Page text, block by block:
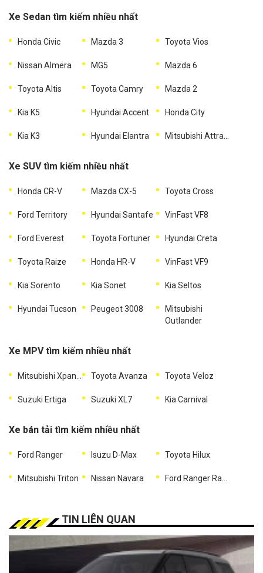
Xe Sedan tìm kiếm nhiều nhất
Honda Civic Mazda 3 Toyota Vios
Nissan Almera MG5 Mazda 6
Toyota Altis Toyota Camry Mazda 2
Kia K5 Hyundai Accent Honda City
Kia K3 Hyundai Elantra Mitsubishi Attrage
Xe SUV tìm kiếm nhiều nhất
Honda CR-V Mazda CX-5 Toyota Cross
Ford Territory Hyundai Santafe VinFast VF8
Ford Everest Toyota Fortuner Hyundai Creta
Toyota Raize Honda HR-V VinFast VF9
Kia Sorento Kia Sonet Kia Seltos
Hyundai Tucson Peugeot 3008
Mitsubishi
Outlander
Xe MPV tìm kiếm nhiều nhất
Mitsubishi Xpander Toyota Avanza Toyota Veloz
Suzuki Ertiga Suzuki XL7 Kia Carnival
Xe bán tải tìm kiếm nhiều nhất
Ford Ranger Isuzu D-Max Toyota Hilux
Mitsubishi Triton Nissan Navara Ford Ranger Raptor
TIN LIÊN QUAN